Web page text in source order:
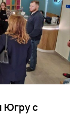
Югру с